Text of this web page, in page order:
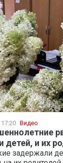
Видео
детей, и их
задержали